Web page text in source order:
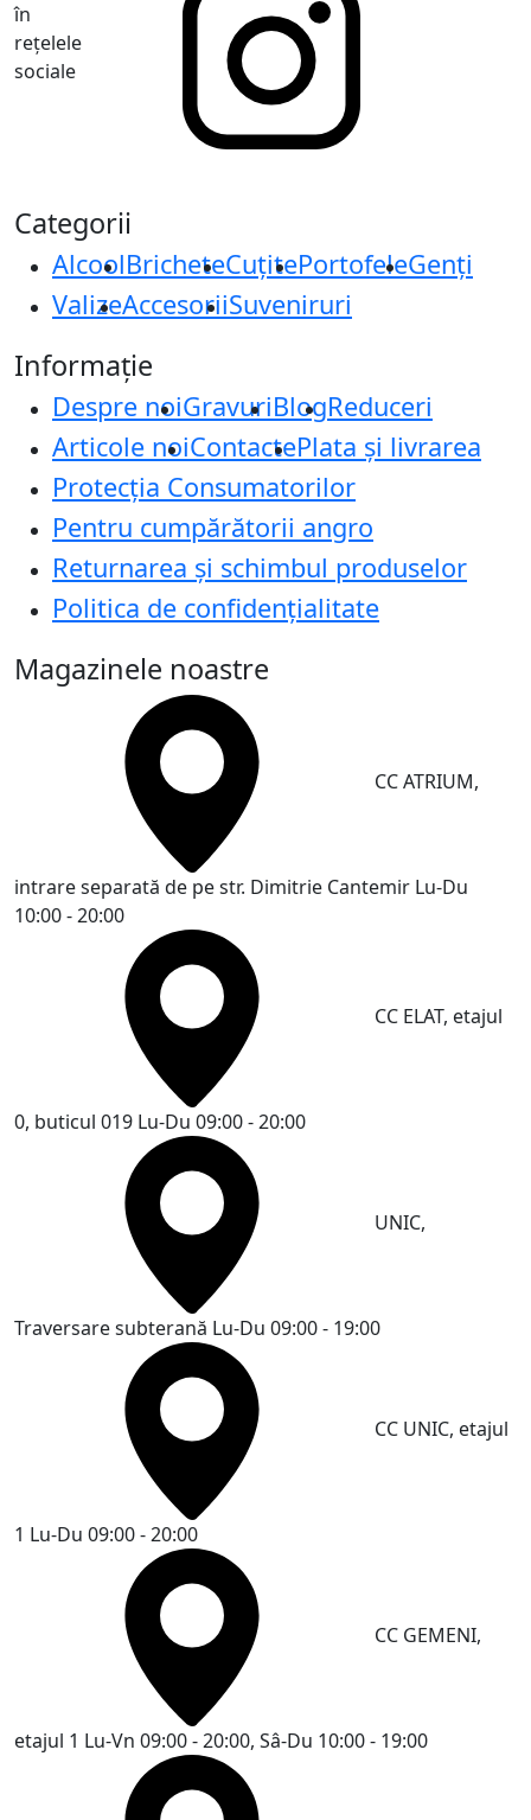
în
rețelele
sociale
Categorii
AlcoolBricheteCuțitePortofeleGenți
ValizeAccesoriiSuveniruri
Informație
Despre noiGravuriBlogReduceri
Articole noiContactePlata și livrarea
Protecţia Consumatorilor
Pentru cumpărătorii angro
Returnarea și schimbul produselor
Politica de confidențialitate
Magazinele noastre
CC ATRIUM,
intrare separată de pe str. Dimitrie Cantemir Lu-Du
10:00 - 20:00
CC ELAT, etajul
0, buticul 019 Lu-Du 09:00 - 20:00
UNIC,
Traversare subterană Lu-Du 09:00 - 19:00
CC UNIC, etajul
1 Lu-Du 09:00 - 20:00
CC GEMENI,
etajul 1 Lu-Vn 09:00 - 20:00, Sâ-Du 10:00 - 19:00